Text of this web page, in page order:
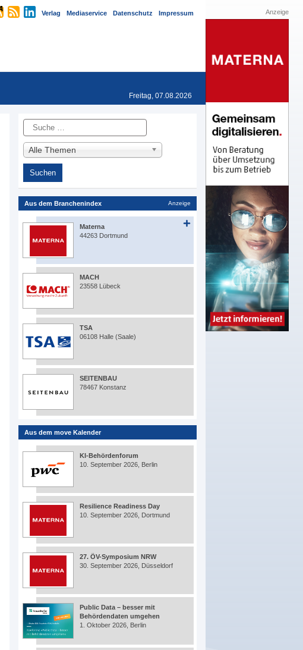
Verlag Mediaservice Datenschutz Impressum
Freitag, 07.08.2026
Suche
Alle Themen
Aus dem Branchenindex Anzeige
Materna
44263 Dortmund
MACH
23558 Lübeck
TSA
06108 Halle (Saale)
SEITENBAU
78467 Konstanz
Aus dem move Kalender
KI-Behördenforum
10. September 2026, Berlin
Resilience Readiness Day
10. September 2026, Dortmund
27. ÖV-Symposium NRW
30. September 2026, Düsseldorf
Public Data – besser mit
Behördendaten umgehen
1. Oktober 2026, Berlin
Anzeige